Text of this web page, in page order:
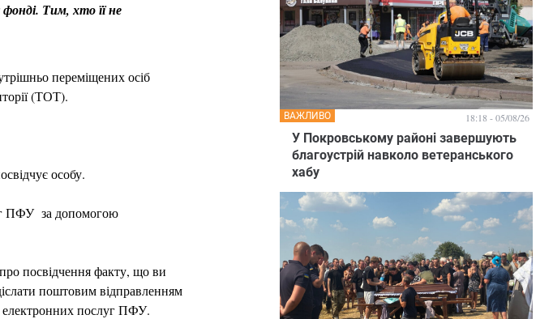
Тим, хто її не
переміщених осіб
(ТОТ).
особу.
ПФУ за допомогою
посвідчення факту, що ви
поштовим відправленням
електронних послуг ПФУ.
У Покровському районі завершують
благоустрій навколо ветеранського
хабу
ВАЖЛИВО 18:18 - 05/08/26